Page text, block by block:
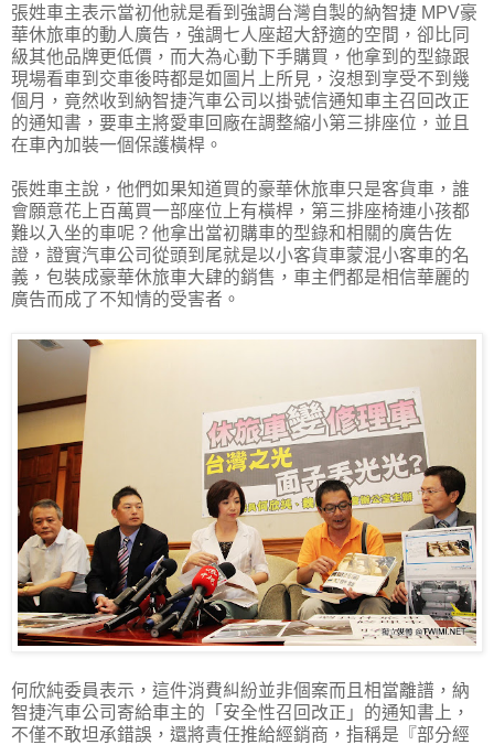
張姓車主表示當初他就是看到強調台灣自製的納智捷 MPV豪
華休旅車的動人廣告，強調七人座超大舒適的空間，卻比同
級其他品牌更低價，而大為心動下手購買，他拿到的型錄跟
現場看車到交車後時都是如圖片上所見，沒想到享受不到幾
個月，竟然收到納智捷汽車公司以掛號信通知車主召回改正
的通知書，要車主將愛車回廠在調整縮小第三排座位，並且
在車內加裝一個保護橫桿。
張姓車主說，他們如果知道買的豪華休旅車只是客貨車，誰
會願意花上百萬買一部座位上有橫桿，第三排座椅連小孩都
難以入坐的車呢？他拿出當初購車的型錄和相關的廣告佐
證，證實汽車公司從頭到尾就是以小客貨車蒙混小客車的名
義，包裝成豪華休旅車大肆的銷售，車主們都是相信華麗的
廣告而成了不知情的受害者。
何欣純委員表示，這件消費糾紛並非個案而且相當離譜，納
智捷汽車公司寄給車主的「安全性召回改正」的通知書上，
不僅不敢坦承錯誤，還將責任推給經銷商，指稱是『部分經